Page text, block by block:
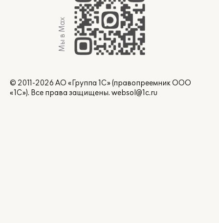
Мы в Max
© 2011-2026 АО «Группа 1С» (правопреемник ООО
«1С»). Все права защищены. websol@1c.ru